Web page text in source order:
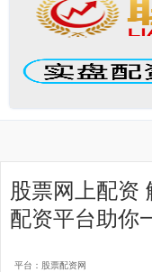
股票网上配资
配资平台助你
平台：股票配资网